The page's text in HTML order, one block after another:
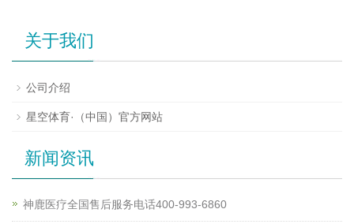
关于我们
公司介绍
星空体育·（中国）官方网站
新闻资讯
神鹿医疗全国售后服务电话400-993-6860